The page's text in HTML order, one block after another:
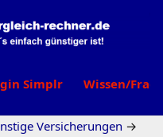
Simplr Wissen/
Versicherungen →